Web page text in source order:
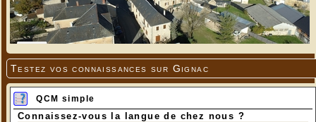
Testez vos connaissances sur Gignac
QCM simple
Connaissez-vous la langue de chez nous ?